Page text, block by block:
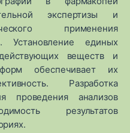
экспертизы и
применения
Установление единых
веществ и
обеспечивает их
Разработка
проведения анализов
результатов